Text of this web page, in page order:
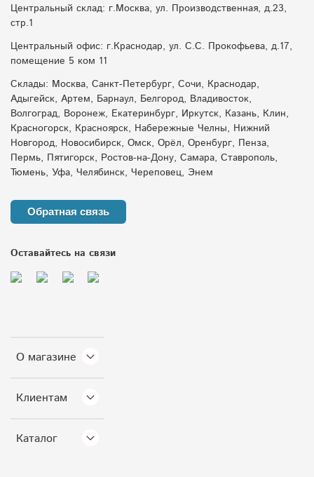
О магазине
Клиентам
Каталог
Центральный склад: г.Москва, ул. Производственная, д.23,
стр.1
Центральный офис: г.Краснодар, ул. С.С. Прокофьева, д.17,
помещение 5 ком 11
Склады: Москва, Санкт-Петербург, Сочи, Краснодар,
Адыгейск, Артем, Барнаул, Белгород, Владивосток,
Волгоград, Воронеж, Екатеринбург, Иркутск, Казань, Клин,
Красногорск, Красноярск, Набережные Челны, Нижний
Новгород, Новосибирск, Омск, Орёл, Оренбург, Пенза,
Пермь, Пятигорск, Ростов-на-Дону, Самара, Ставрополь,
Тюмень, Уфа, Челябинск, Череповец, Энем
Обратная связь
Оставайтесь на связи